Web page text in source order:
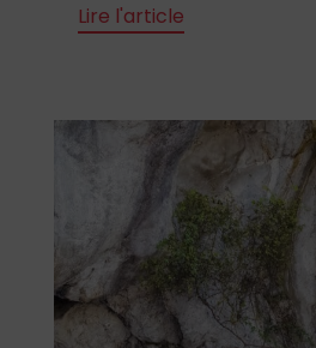
Lire l'article